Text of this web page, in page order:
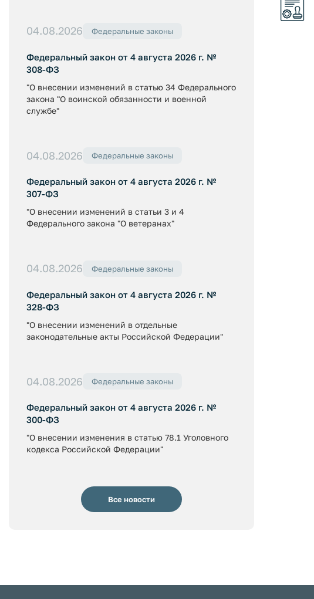
04.08.2026 Федеральные законы
Федеральный закон от 4 августа 2026 г. №
308-ФЗ
"О внесении изменений в статью 34 Федерального
закона "О воинской обязанности и военной
службе"
04.08.2026 Федеральные законы
Федеральный закон от 4 августа 2026 г. №
307-ФЗ
"О внесении изменений в статьи 3 и 4
Федерального закона "О ветеранах"
04.08.2026 Федеральные законы
Федеральный закон от 4 августа 2026 г. №
328-ФЗ
"О внесении изменений в отдельные
законодательные акты Российской Федерации"
04.08.2026 Федеральные законы
Федеральный закон от 4 августа 2026 г. №
300-ФЗ
"О внесении изменения в статью 78.1 Уголовного
кодекса Российской Федерации"
Все новости